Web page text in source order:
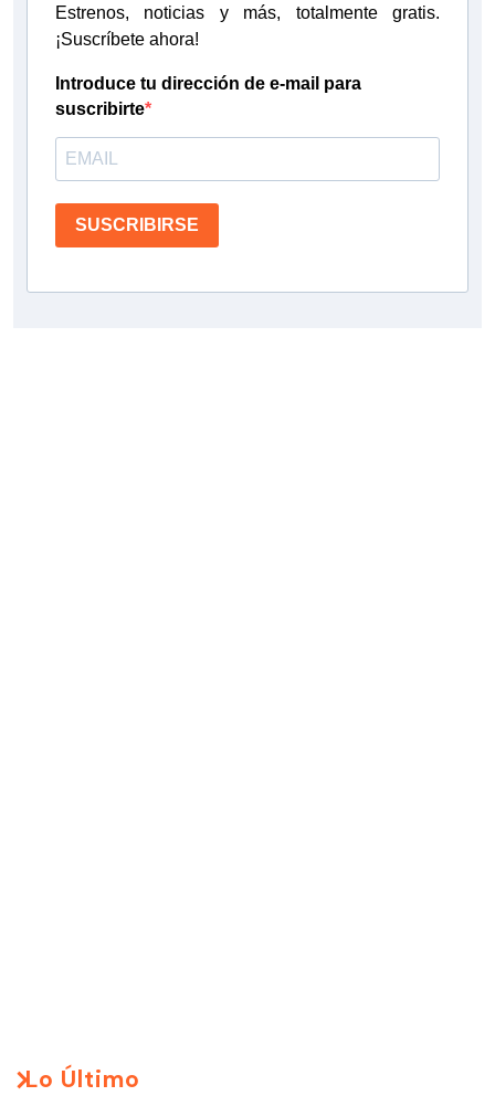
Estrenos, noticias y más, totalmente gratis.
¡Suscríbete ahora!
Introduce tu dirección de e-mail para
suscribirte
SUSCRIBIRSE
Lo Último